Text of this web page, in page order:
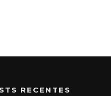
RECENTES